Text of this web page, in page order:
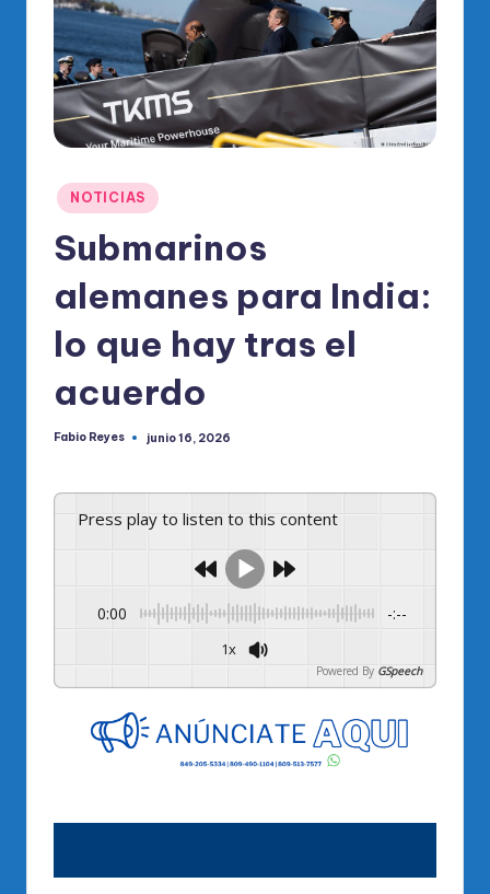
di
o
O
al
el
R
M
Publicado
en
NOTICIAS
Submarinos
alemanes para India:
lo que hay tras el
acuerdo
Publicado
Fabio Reyes junio 16, 2026
Press play to listen to this content
0:00 -:--
1x
Powered By GSpeech